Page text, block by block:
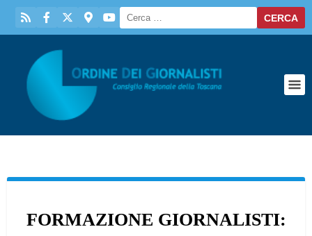
FORMAZIONE GIORNALISTI: